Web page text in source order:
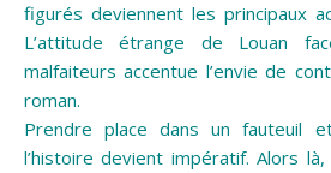
figurés deviennent les principaux
L’attitude étrange de Louan
malfaiteurs accentue l’envie de
roman.
Prendre place dans un fauteuil
l’histoire devient impératif. Alors